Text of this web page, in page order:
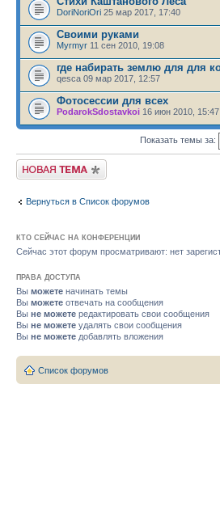
DoriNoriOri 25 мар 2017, 17:40
Своими руками
Myrmyr 11 сен 2010, 19:08
где набирать землю для для
qesca 09 мар 2017, 12:57
Фотосессии для всех
PodarokSdostavkoi 16 июн 2010, 15:47
Показать темы за:
Новая тема
Вернуться в Список форумов
КТО СЕЙЧАС НА КОНФЕРЕНЦИИ
Сейчас этот форум просматривают: нет
ПРАВА ДОСТУПА
Вы можете начинать темы
Вы можете отвечать на сообщения
Вы не можете редактировать свои сообщения
Вы не можете удалять свои сообщения
Вы не можете добавлять вложения
Список форумов